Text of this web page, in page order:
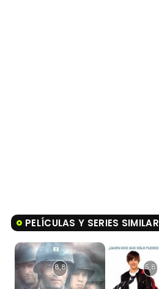
PELÍCULAS Y SERIES SIMILARES A
8,8 5,8